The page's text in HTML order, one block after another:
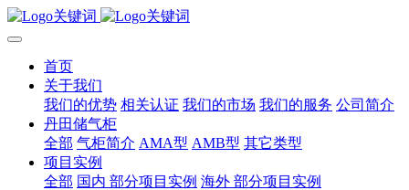
首页
关于我们
我们的优势 相关认证 我们的市场 我们的服务 公司简介
丹田储气柜
全部 气柜简介 AMA型 AMB型 其它类型
项目实例
全部 国内 部分项目实例 海外 部分项目实例